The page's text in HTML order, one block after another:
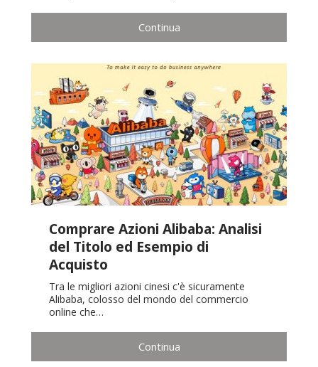
Continua
Comprare Azioni Alibaba: Analisi
del Titolo ed Esempio di
Acquisto
Tra le migliori azioni cinesi c'è sicuramente
Alibaba, colosso del mondo del commercio
online che…
Continua